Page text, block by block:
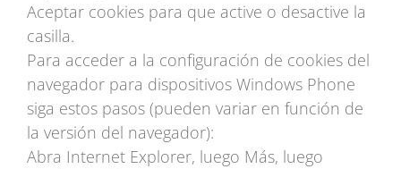
Aceptar cookies para que active o desactive la
casilla.
Para acceder a la configuración de cookies del
navegador para dispositivos Windows Phone
siga estos pasos (pueden variar en función de
la versión del navegador):
Abra Internet Explorer, luego Más, luego